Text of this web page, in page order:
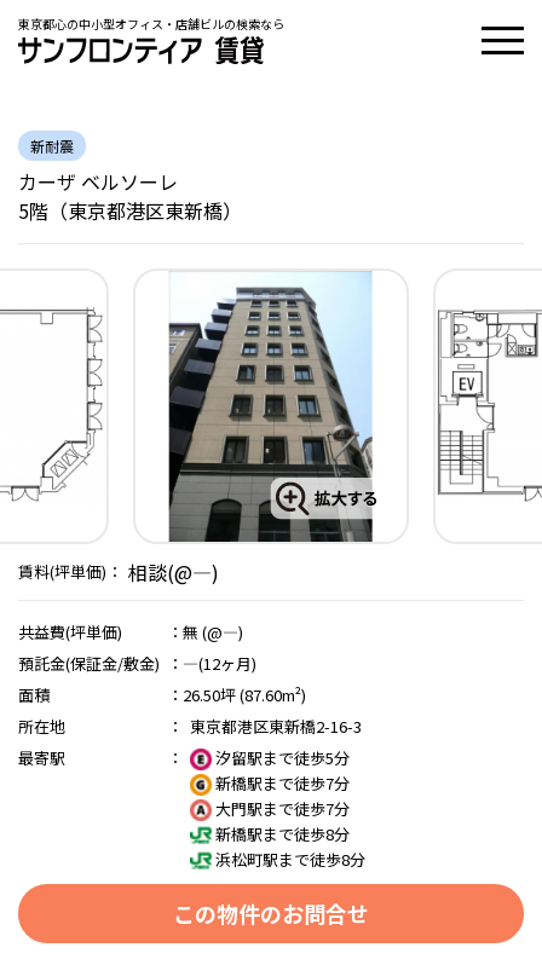
東京都心の中小型オフィス・店舗ビルの検索なら
新耐震
カーザ ベルソーレ
5階（東京都港区東新橋）
賃料(坪単価)： 相談(@―)
共益費(坪単価) ： 無 (@―)
預託金(保証金/敷金)
： ―(12ヶ月)
面積
： 26.50坪 (87.60m²)
所在地
：
東京都港区東新橋2-16-3
最寄駅
：
汐留駅まで徒歩5分
新橋駅まで徒歩7分
大門駅まで徒歩7分
新橋駅まで徒歩8分
浜松町駅まで徒歩8分
この物件のお問合せ